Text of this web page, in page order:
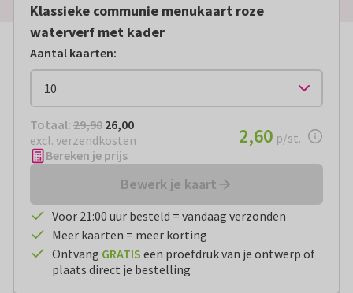
Klassieke communie menukaart roze
waterverf met kader
Aantal kaarten:
Totaal: € 26,00
Totaal: 29,90 26,00
excl. verzendkosten
€ 2,60per stuk
2,60 p/st.
Bereken je prijs
Bewerk je kaart
Voor 21:00 uur besteld = vandaag verzonden
Meer kaarten = meer korting
Ontvang GRATIS een proefdruk van je ontwerp of
plaats direct je bestelling